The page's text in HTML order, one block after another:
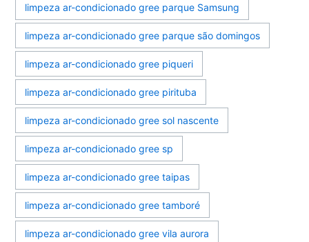
limpeza ar-condicionado gree parque Samsung
limpeza ar-condicionado gree parque são domingos
limpeza ar-condicionado gree piqueri
limpeza ar-condicionado gree pirituba
limpeza ar-condicionado gree sol nascente
limpeza ar-condicionado gree sp
limpeza ar-condicionado gree taipas
limpeza ar-condicionado gree tamboré
limpeza ar-condicionado gree vila aurora